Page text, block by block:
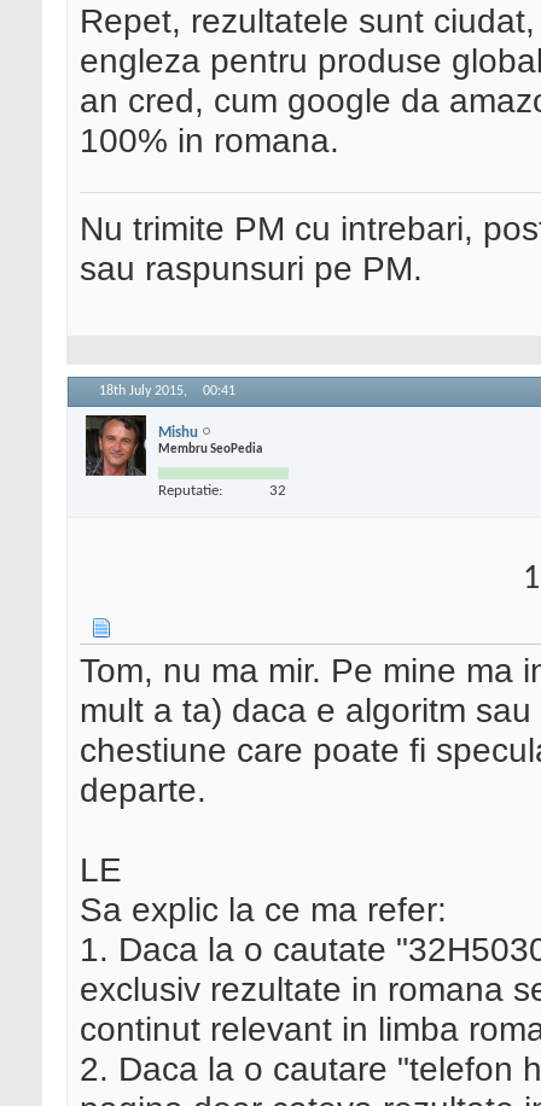
Repet, rezultatele sunt
engleza pentru produse
an cred, cum google da
100% in romana.
Nu trimite PM cu intrebari,
sau raspunsuri pe PM.
18th July 2015, 00:41
Mishu
Membru SeoPedia
Reputatie: 32
Tom, nu ma mir. Pe mine ma
mult a ta) daca e algoritm
chestiune care poate fi
departe.
LE
Sa explic la ce ma refer:
1. Daca la o cautate
exclusiv rezultate in romana
continut relevant in limba
2. Daca la o cautare "telefon